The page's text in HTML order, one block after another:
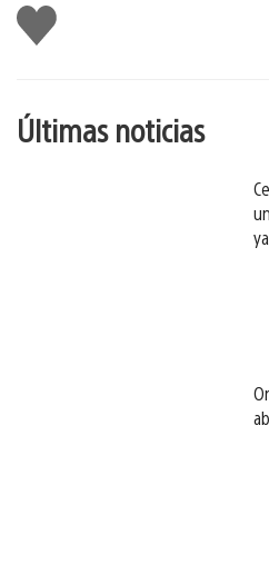
Me
gusta
esto
Últimas noticias